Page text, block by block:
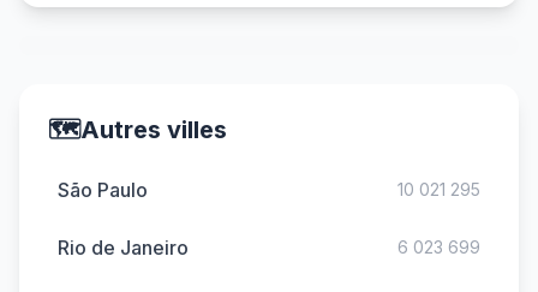
🗺️Autres villes
São Paulo 10 021 295
Rio de Janeiro 6 023 699